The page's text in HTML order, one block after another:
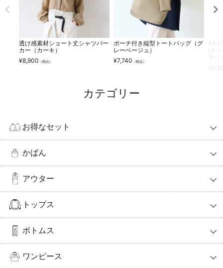
透け感素材ショート丈シャツパー
カー（カーキ）
¥8,900 （税込）
ポーチ付き縦型トートバッグ（グ
レーベージュ）
¥7,740 （税込）
カテゴリー
お得なセット
かばん
アウター
トップス
ボトムス
ワンピース